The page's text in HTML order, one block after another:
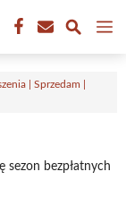
| Sprzedam |
sezon bezpłatnych